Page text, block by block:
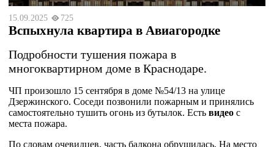
15.09.2025 725
Вспыхнула квартира в Авиагородке
Подробности тушения пожара в
многоквартирном доме в Краснодаре.
ЧП произошло 15 сентября в доме №54/13 на улице
Дзержинского. Соседи позвонили пожарным и принялись
самостоятельно тушить огонь из бутылок. Есть видео с
места пожара.
По словам очевидцев, часть балкона обрушилась. На место